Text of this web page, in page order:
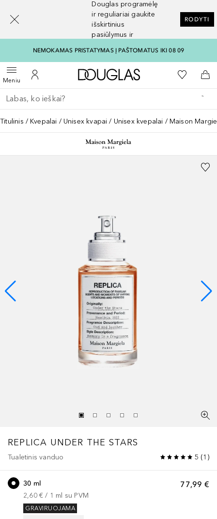
Douglas programėlę
ir reguliariai gaukite
išskirtinius
pasiūlymus ir
RODYTI
NEMOKAMAS PRISTATYMAS Į PAŠTOMATUS IKI 08 09
MeniuAtidaryti meniuĮ mano paskyrą
Į Douglas pagrindinį
Į mano
Į
Grįžk atgal
Vykdykite paiešką
Titulinis Kvepalai Unisex kvapai Unisex kvepalai Maison
REPLICA UNDER THE STARS
Tualetinis vanduo 5 (1 )
77,99 €
30 ml
2,60 € / 1 ml su PVM
GRAVIRUOJAMA
[navigation.slideout.screenreader]